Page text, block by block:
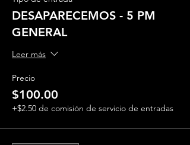
DESAPARECEMOS - 5 PM
GENERAL
Leer más
Precio
$100.00
+$2.50 de comisión de servicio de entradas